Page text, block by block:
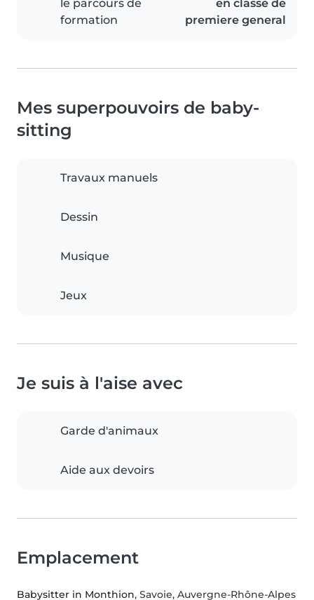
le parcours de
formation
en classe de
premiere general
Mes superpouvoirs de baby-
sitting
Travaux manuels
Dessin
Musique
Jeux
Je suis à l'aise avec
Garde d'animaux
Aide aux devoirs
Emplacement
Babysitter in Monthion, Savoie, Auvergne-Rhône-Alpes